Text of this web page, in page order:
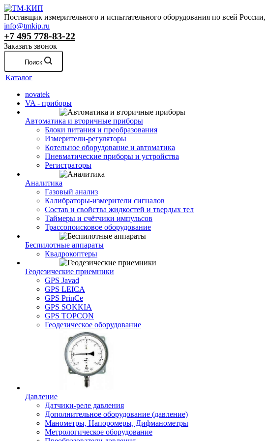
Поставщик измерительного и испытательного оборудования по всей России,
info@tmkip.ru
+7 495 778-83-22
Заказать звонок
Поиск
Каталог
novatek
VA - приборы
Автоматика и вторичные приборы
Блоки питания и преобразования
Измерители-регуляторы
Котельное оборудование и автоматика
Пневматические приборы и устройства
Регистраторы
Аналитика
Газовый анализ
Калибраторы-измерители сигналов
Состав и свойства жидкостей и твердых тел
Таймеры и счётчики импульсов
Трассопоисковое оборудование
Беспилотные аппараты
Квадрокоптеры
Геодезические приемники
GPS Javad
GPS LEICA
GPS PrinCe
GPS SOKKIA
GPS TOPCON
Геодезическое оборудование
Давление
Датчики-реле давления
Дополнительное оборудование (давление)
Манометры, Напоромеры, Дифманометры
Метрологическое оборудование